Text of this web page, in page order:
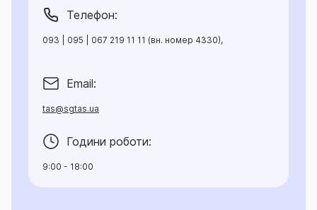
Телефон:
093 | 095 | 067 219 11 11 (вн. номер 4330),
Email:
tas@sgtas.ua
Години роботи:
9:00 - 18:00